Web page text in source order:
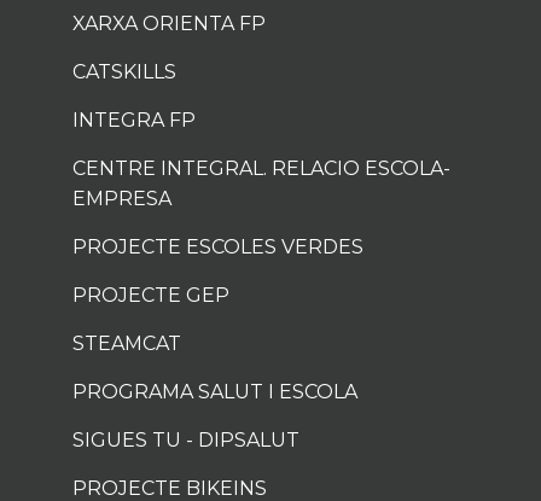
XARXA ORIENTA FP
CATSKILLS
INTEGRA FP
CENTRE INTEGRAL. RELACIO ESCOLA-
EMPRESA
PROJECTE ESCOLES VERDES
PROJECTE GEP
STEAMCAT
PROGRAMA SALUT I ESCOLA
SIGUES TU - DIPSALUT
PROJECTE BIKEINS